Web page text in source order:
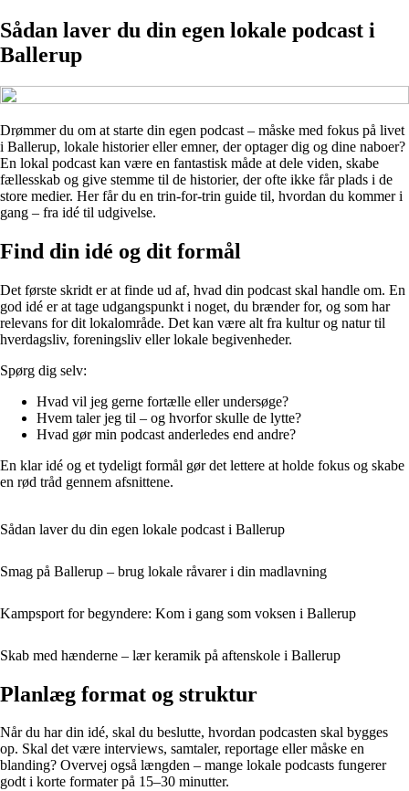
Sådan laver du din egen lokale podcast i
Ballerup
Drømmer du om at starte din egen podcast – måske med fokus på livet
i Ballerup, lokale historier eller emner, der optager dig og dine naboer?
En lokal podcast kan være en fantastisk måde at dele viden, skabe
fællesskab og give stemme til de historier, der ofte ikke får plads i de
store medier. Her får du en trin-for-trin guide til, hvordan du kommer i
gang – fra idé til udgivelse.
Find din idé og dit formål
Det første skridt er at finde ud af, hvad din podcast skal handle om. En
god idé er at tage udgangspunkt i noget, du brænder for, og som har
relevans for dit lokalområde. Det kan være alt fra kultur og natur til
hverdagsliv, foreningsliv eller lokale begivenheder.
Spørg dig selv:
Hvad vil jeg gerne fortælle eller undersøge?
Hvem taler jeg til – og hvorfor skulle de lytte?
Hvad gør min podcast anderledes end andre?
En klar idé og et tydeligt formål gør det lettere at holde fokus og skabe
en rød tråd gennem afsnittene.
Sådan laver du din egen lokale podcast i Ballerup
Smag på Ballerup – brug lokale råvarer i din madlavning
Kampsport for begyndere: Kom i gang som voksen i Ballerup
Skab med hænderne – lær keramik på aftenskole i Ballerup
Planlæg format og struktur
Når du har din idé, skal du beslutte, hvordan podcasten skal bygges
op. Skal det være interviews, samtaler, reportage eller måske en
blanding? Overvej også længden – mange lokale podcasts fungerer
godt i korte formater på 15–30 minutter.